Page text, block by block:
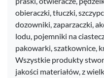
obieraczki, tłuczki,
dozowniki, zaparzaczki,
lodu, pojemniki na
pakowarki, szatkownice,
Wszystkie produkty
jakości materiałów, z